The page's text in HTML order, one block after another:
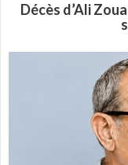
Décès d’Ali